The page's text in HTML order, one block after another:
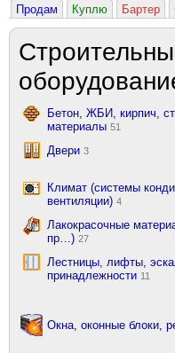
Продам Куплю Бартер
Бетон, ЖБИ, кирпич,
материалы 51
Двери 3
Климат (системы
вентиляции) 4
Лакокрасочные
пр…) 27
Лестницы, лифты,
принадлежности 11
Окна, оконные блоки,